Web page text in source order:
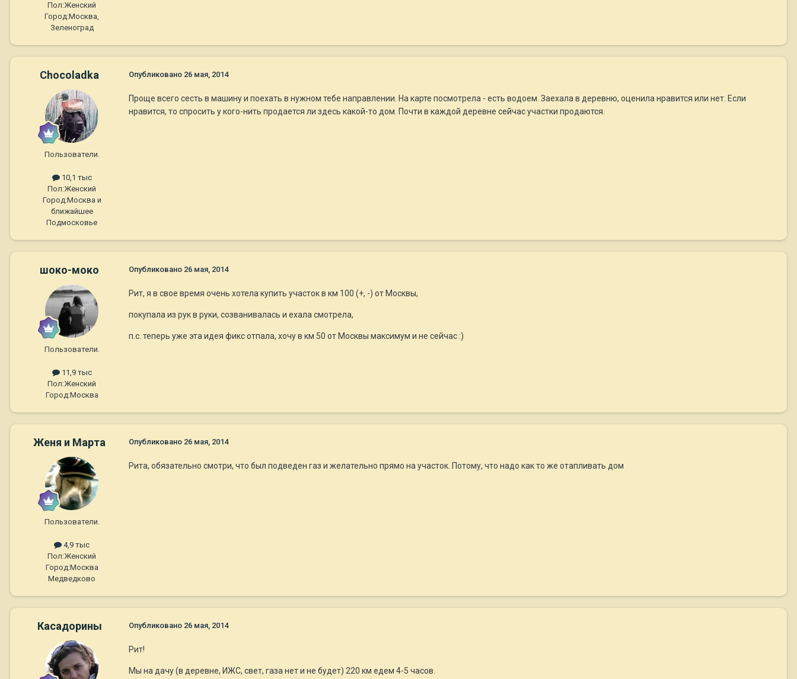
Пол:Женский
Город:Москва,
Зеленоград
Chocoladka
Пользователи.
10,1 тыс
Пол:Женский
Город:Москва и
ближайшее
Подмосковье
Опубликовано 26 мая, 2014
Проще всего сесть в машину и поехать в нужном тебе направлении. На карте посмотрела - есть водоем. Заехала в деревню, оценила нравится или нет. Если
нравится, то спросить у кого-нить продается ли здесь какой-то дом. Почти в каждой деревне сейчас участки продаются.
шоко-моко
Пользователи.
11,9 тыс
Пол:Женский
Город:Москва
Опубликовано 26 мая, 2014
Рит, я в свое время очень хотела купить участок в км 100 (+, -) от Москвы,
покупала из рук в руки, созванивалась и ехала смотрела,
п.с. теперь уже эта идея фикс отпала, хочу в км 50 от Москвы максимум и не сейчас :)
Женя и Марта
Пользователи.
4,9 тыс
Пол:Женский
Город:Москва
Медведково
Опубликовано 26 мая, 2014
Рита, обязательно смотри, что был подведен газ и желательно прямо на участок. Потому, что надо как то же отапливать дом
Касадорины Опубликовано 26 мая, 2014
Рит!
Мы на дачу (в деревне, ИЖС, свет, газа нет и не будет) 220 км едем 4-5 часов.